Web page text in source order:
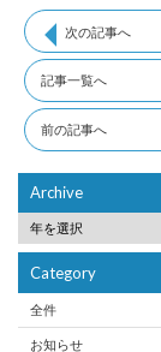
次の記事へ
記事一覧へ
前の記事へ
Archive
Category
全件
お知らせ